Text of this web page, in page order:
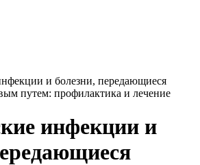
и болезни, передающиеся
путем: профилактика и лечение
инфекции и